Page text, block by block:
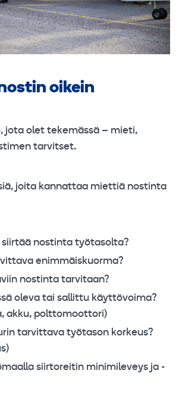
oikein
jota olet tekemässä – mieti,
tarvitset.
joita kannattaa miettiä nostinta
nostinta työtasolta?
enimmäiskuorma?
nostinta tarvitaan?
oleva tai sallittu käyttövoima?
akku, polttomoottori)
tarvittava työtason korkeus?
siirtoreitin minimileveys ja -